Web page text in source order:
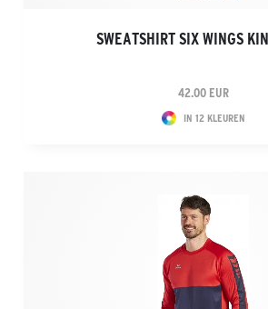
SWEATSHIRT SIX WINGS
42.00 EUR
IN 12 KLEUREN